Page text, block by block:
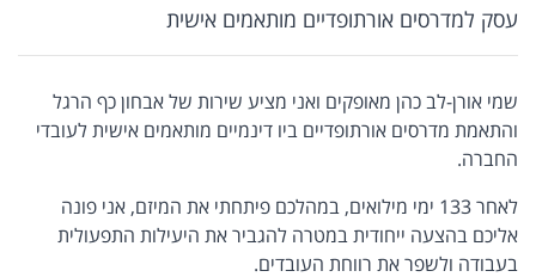
עסק למדרסים אורתופדיים מותאמים אישית
שמי אורן-לב כהן מאופקים ואני מציע שירות של אבחון כף הרגל
והתאמת מדרסים אורתופדיים ביו דינמיים מותאמים אישית לעובדי
החברה.
לאחר 133 ימי מילואים, במהלכם פיתחתי את המיזם, אני פונה
אליכם בהצעה ייחודית במטרה להגביר את היעילות התפעולית
בעבודה ולשפר את רווחת העובדים.